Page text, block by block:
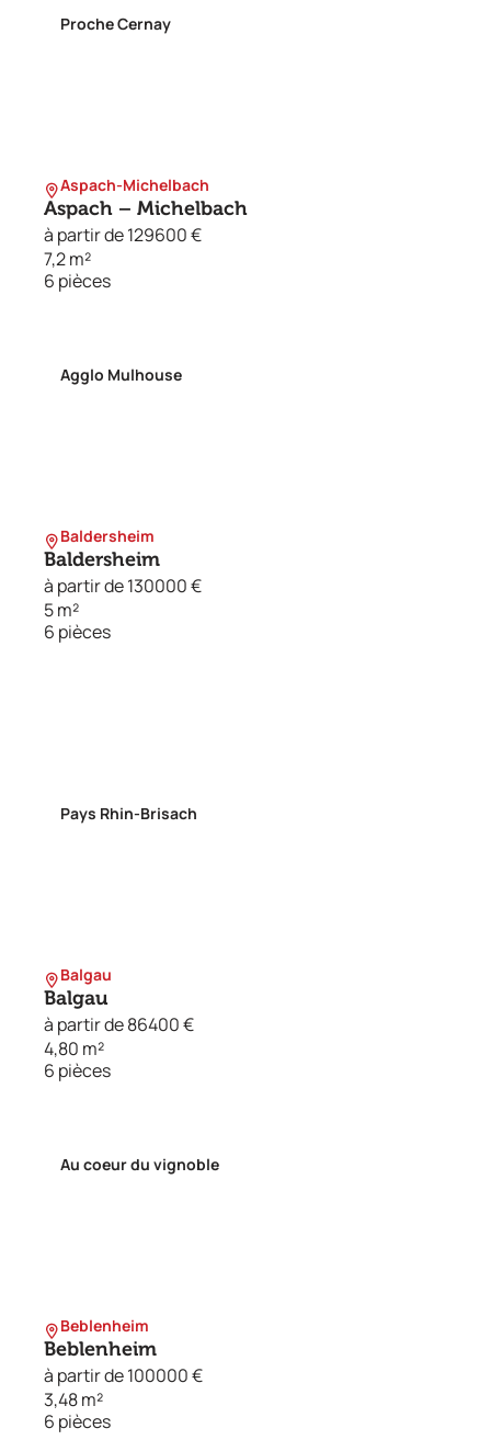
Proche Cernay
Aspach-Michelbach
Aspach – Michelbach
à partir de 129600 €
7,2 m²
6 pièces
Agglo Mulhouse
Baldersheim
Baldersheim
à partir de 130000 €
5 m²
6 pièces
Pays Rhin-Brisach
Balgau
Balgau
à partir de 86400 €
4,80 m²
6 pièces
Au coeur du vignoble
Beblenheim
Beblenheim
à partir de 100000 €
3,48 m²
6 pièces